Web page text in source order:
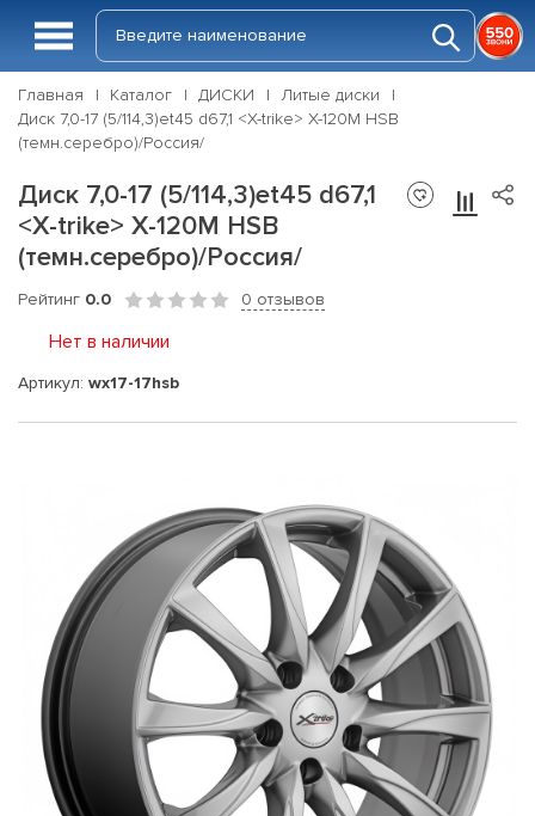
Главная Каталог ДИСКИ
Литые диски
Диск 7,0-17 (5/114,3)et45 d67,1 <X-trike> X-120М HSB
(темн.серебро)/Россия/
Диск 7,0-17 (5/114,3)et45 d67,1
<X-trike> X-120М HSB
(темн.серебро)/Россия/
Рейтинг 0.0 0 отзывов
Нет в наличии
Артикул: wx17-17hsb